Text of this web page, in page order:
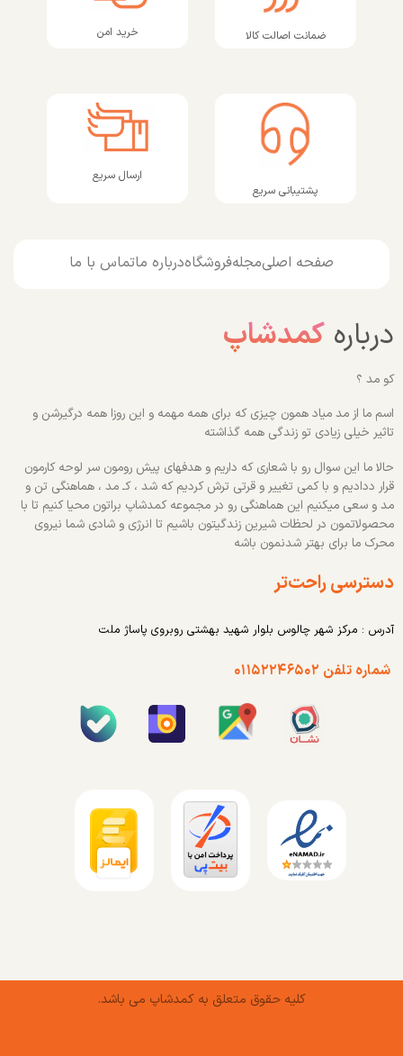
ضمانت اصالت کالا خرید امن
پشتیبانی سریع
ارسال سریع
صفحه اصلیمجلهفروشگاهدرباره ماتماس با ما
درباره کمدشاپ
کو مد ؟
اسم ما از مد میاد همون چیزی که برای همه مهمه و این روزا همه درگیرشن و
تاثیر خیلی زیادی تو زندگی همه گذاشته
حالا ما این سوال رو با شعاری که داریم و هدفهای پیش رومون سر لوحه کارمون
قرار ددادیم و با کمی تغییر و قرتی ترش کردیم که شد ، کـ مد ، هماهنگی تن و
مد و سعی میکنیم این هماهنگی رو در مجموعه کمدشاپ براتون محیا کنیم تا با
محصولاتمون در لحظات شیرین زندگیتون باشیم تا انرژی و شادی شما نیروی
محرک ما برای بهتر شدنمون باشه
دسترسی راحت‌تر
آدرس : مرکز شهر چالوس بلوار شهید بهشتی روبروی پاساژ ملت
شماره تلفن ۰۱۱۵۲۲۴۶۵۰۲
کلیه حقوق متعلق به کمدشاپ می باشد.